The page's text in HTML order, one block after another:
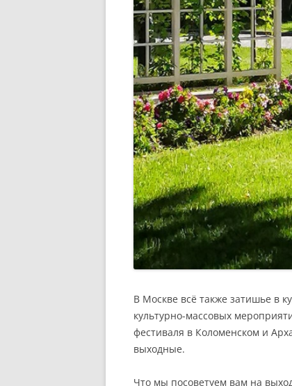
В Москве всё также затишье в
культурно-массовых
фестиваля в Коломенском и
выходные.
Что мы посоветуем вам на